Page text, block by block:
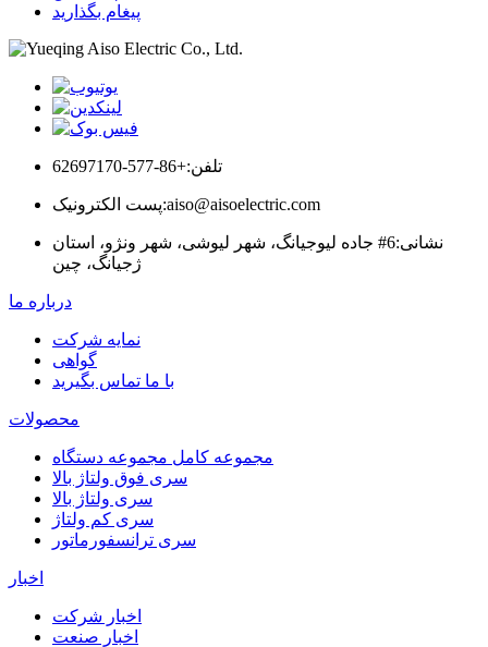
پیغام بگذارید
تلفن:+86-577-62697170
پست الکترونیک:aiso@aisoelectric.com
نشانی: 6# جاده لیوجیانگ، شهر لیوشی، شهر ونژو، استان
ژجیانگ، چین
درباره ما
نمایه شرکت
گواهی
با ما تماس بگیرید
محصولات
مجموعه کامل مجموعه دستگاه
سری فوق ولتاژ بالا
سری ولتاژ بالا
سری کم ولتاژ
سری ترانسفورماتور
اخبار
اخبار شرکت
اخبار صنعت